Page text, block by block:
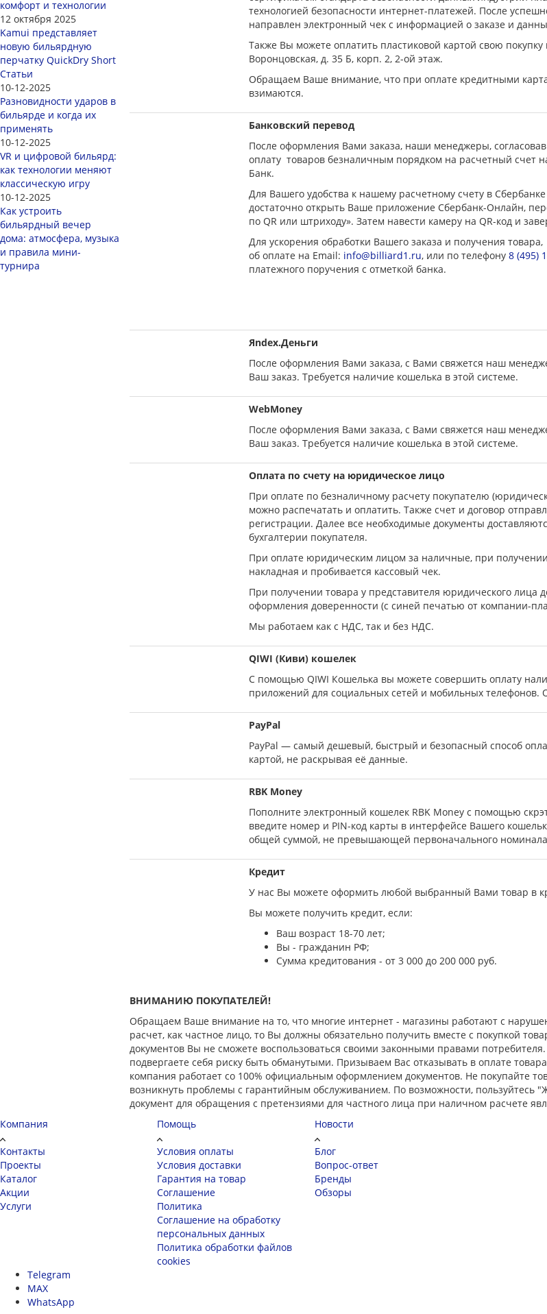
технологией безопасности интернет-платежей. После
направлен электронный чек с информацией о заказе и
Также Вы можете оплатить пластиковой картой свою
Воронцовская, д. 35 Б, корп. 2, 2-ой этаж.
Обращаем Ваше внимание, что при оплате кредитными
взимаются.
Банковский перевод
После оформления Вами заказа, наши менеджеры,
оплату товаров безналичным порядком на расчетный счет
Банк.
Для Вашего удобства к нашему расчетному счету в
достаточно открыть Ваше приложение Сбербанк-Онлайн,
по QR или штриходу». Затем навести камеру на QR-код и
Для ускорения обработки Вашего заказа и получения
об оплате на Email: info@billiard1.ru, или по телефону 8 (495)
платежного поручения с отметкой банка.
Яndex.Деньги
После оформления Вами заказа, с Вами свяжется наш
Ваш заказ. Требуется наличие кошелька в этой системе.
WebMoney
После оформления Вами заказа, с Вами свяжется наш
Ваш заказ. Требуется наличие кошелька в этой системе.
Оплата по счету на юридическое лицо
При оплате по безналичному расчету покупателю
можно распечатать и оплатить. Также счет и договор
регистрации. Далее все необходимые документы
бухгалтерии покупателя.
При оплате юридическим лицом за наличные, при
накладная и пробивается кассовый чек.
При получении товара у представителя юридического лица
оформления доверенности (с синей печатью от компании-
Мы работаем как с НДС, так и без НДС.
QIWI (Киви) кошелек
С помощью QIWI Кошелька вы можете совершить оплату
приложений для социальных сетей и мобильных телефонов.
PayPal
PayPal — самый дешевый, быстрый и безопасный способ
картой, не раскрывая её данные.
RBK Money
Пополните электронный кошелек RBK Money c помощью
введите номер и PIN-код карты в интерфейсе Вашего
общей суммой, не превышающей первоначального
Кредит
У нас Вы можете оформить любой выбранный Вами товар в
Вы можете получить кредит, если:
Ваш возраст 18-70 лет;
Вы - гражданин РФ;
Сумма кредитования - от 3 000 до 200 000 руб.
ВНИМАНИЮ ПОКУПАТЕЛЕЙ!
Обращаем Ваше внимание на то, что многие интернет - магазины работают с
расчет, как частное лицо, то Вы должны обязательно получить вместе с покупкой
документов Вы не сможете воспользоваться своими законными правами
подвергаете себя риску быть обманутыми. Призываем Вас отказывать в оплате
компания работает со 100% официальным оформлением документов. Не покупайте
возникнуть проблемы с гарантийным обслуживанием. По возможности,
документ для обращения с претензиями для частного лица при наличном расчете
комфорт и технологии
12 октября 2025
Kamui представляет
новую бильярдную
перчатку QuickDry Short
Статьи
10-12-2025
Разновидности ударов в
бильярде и когда их
применять
10-12-2025
VR и цифровой бильярд:
как технологии меняют
классическую игру
10-12-2025
Как устроить
бильярдный вечер
дома: атмосфера, музыка
и правила мини-
турнира
Компания
Контакты
Проекты
Каталог
Акции
Услуги
Помощь
Условия оплаты
Условия доставки
Гарантия на товар
Соглашение
Политика
Соглашение на обработку
персональных данных
Политика обработки файлов
cookies
Новости
Блог
Вопрос-ответ
Бренды
Обзоры
Telegram
MAX
WhatsApp